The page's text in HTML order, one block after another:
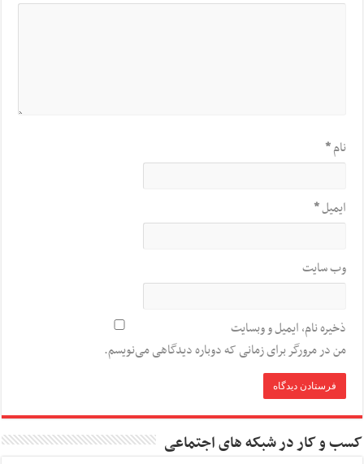
نام*
ایمیل*
وب‌ سایت
ذخیره نام، ایمیل و وبسایت
من در مرورگر برای زمانی که دوباره دیدگاهی می‌نویسم.
کسب و کار در شبکه های اجتماعی